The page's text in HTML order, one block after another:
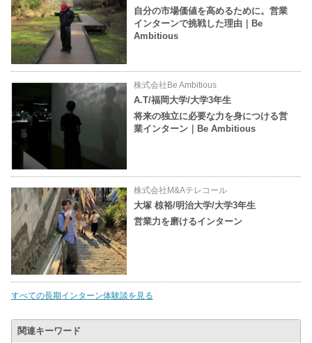
自分の市場価値を高めるために。営業
インターンで挑戦した理由｜Be
Ambitious
株式会社Be Ambitious
A.T/福岡大学/大学3年生
将来の独立に必要な力を身につける営
業インターン｜Be Ambitious
株式会社M&Aテレコール
大塚 椋裕/明治大学/大学3年生
営業力を磨けるインターン
すべての長期インターン体験談を見る
関連キーワード